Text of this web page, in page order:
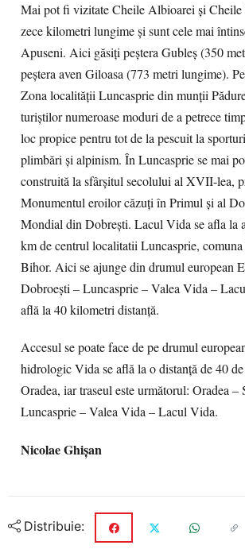
Mai pot fi vizitate Cheile Albioarei și
zece kilometri lungime și sunt cele mai
Apuseni. Aici găsiți peștera Gubleș (350
peștera aven Giloasa (773 metri lungime).
Zona localității Luncasprie din munții
turiștilor numeroase moduri de a petrece
loc propice pentru tot de la pescuit la
plimbări și alpinism. În Luncasprie se mai
construită la sfârşitul secolului al XVII-lea,
Monumentul eroilor căzuţi în Primul şi al
Mondial din Dobreşti. Lacul Vida se afla la
km de centrul localitatii Luncasprie,
Bihor. Aici se ajunge din drumul european
Dobroești – Luncasprie – Valea Vida –
află la 40 kilometri distanță.
Accesul se poate face de pe drumul
hidrologic Vida se află la o distanță de 40
Oradea, iar traseul este următorul: Oradea –
Luncasprie – Valea Vida – Lacul Vida.
Nicolae Ghișan
Distribuie: